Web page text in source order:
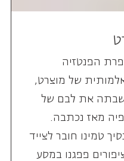
הפנטזיה
של מוצרט,
את לבם של
מאז נכתבה.
טמינו חובר לצייד
פפגנו במסע